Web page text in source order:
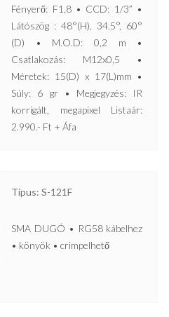
Fényerő: F1,8 • CCD: 1/3” •
Látószög : 48°(H), 34.5°, 60°
(D) • M.O.D: 0,2 m •
Csatlakozás: M12x0,5 •
Méretek: 15(D) x 17(L)mm •
Súly: 6 gr • Megjegyzés: IR
korrigált, megapixel Listaár:
2.990.- Ft + Áfa
Típus: S-121F
SMA DUGÓ • RG58 kábelhez
• könyök • crimpelhető